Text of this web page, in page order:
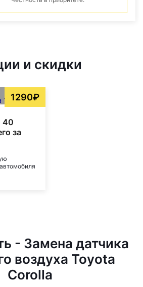
и скидки
1290₽
40
за
- Замена датчика
воздуха Toyota
Corolla